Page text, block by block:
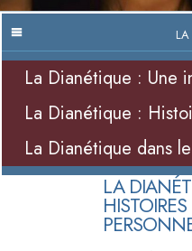
La Dianétique : Une
La Dianétique :
La Dianétique dans
LA
HISTOIRES